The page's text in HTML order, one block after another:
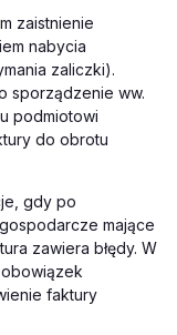
zaistnienie
nabycia
zaliczki).
sporządzenie ww.
podmiotowi
do obrotu
gdy po
mające
zawiera błędy. W
faktury